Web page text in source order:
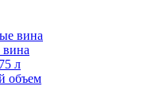
вина
л
объем